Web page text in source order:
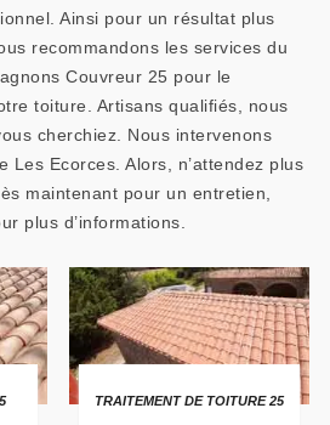
Ainsi pour un résultat plus
recommandons les services du
Couvreur 25 pour le
toiture. Artisans qualifiés, nous
cherchiez. Nous intervenons
Les Ecorces. Alors, n’attendez plus
maintenant pour un entretien,
plus d’informations.
TRAITEMENT DE TOITURE 25